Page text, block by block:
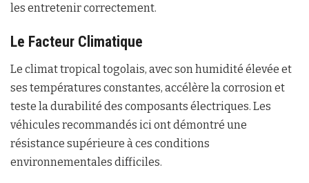
les entretenir correctement.
Le Facteur Climatique
Le climat tropical togolais, avec son humidité élevée et
ses températures constantes, accélère la corrosion et
teste la durabilité des composants électriques. Les
véhicules recommandés ici ont démontré une
résistance supérieure à ces conditions
environnementales difficiles.